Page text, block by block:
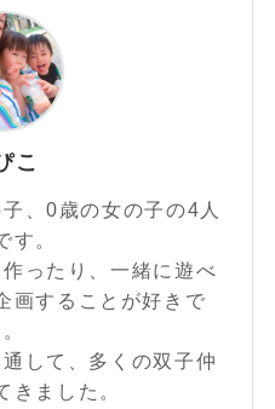
こ
、0歳の女の子の4人
す。
ったり、一緒に遊べ
画することが好きで
して、多くの双子仲
きました。